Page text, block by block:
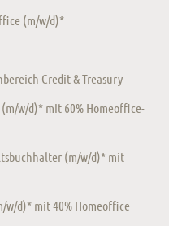
(m/w/d)*
Credit & Treasury
w/d)* mit 60% Homeoffice-
(m/w/d)* mit
w/d)* mit 40% Homeoffice